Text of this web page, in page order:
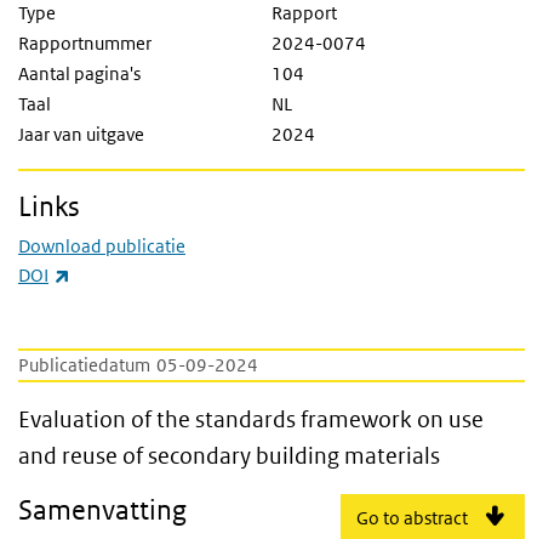
Publicatiedatum 05-09-2024
Evaluation of the standards framework on
Evaluation of the standards framework on use
and reuse of secondary building materials
Go to abstract
Samenvatting
Type
Rapport
Rapportnummer
2024-0074
Aantal pagina's
104
Taal
NL
Jaar van uitgave
2024
Links
Download publicatie
DOI